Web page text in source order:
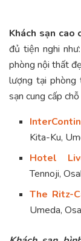
Khách sạn cao
đủ tiện nghi
phòng nội thất
lượng tại phòng
sạn cung cấp
Kita-Ku,
Hotel
Tennoji,
The Ritz-
Umeda,